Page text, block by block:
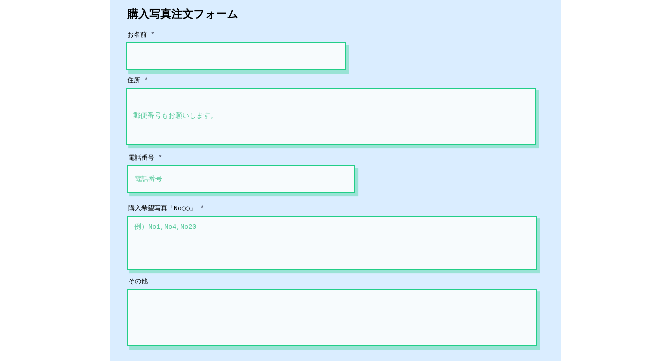
​購入写真注文フォーム
お名前
住所
電話番号
購入希望写真「No◯◯」
その他